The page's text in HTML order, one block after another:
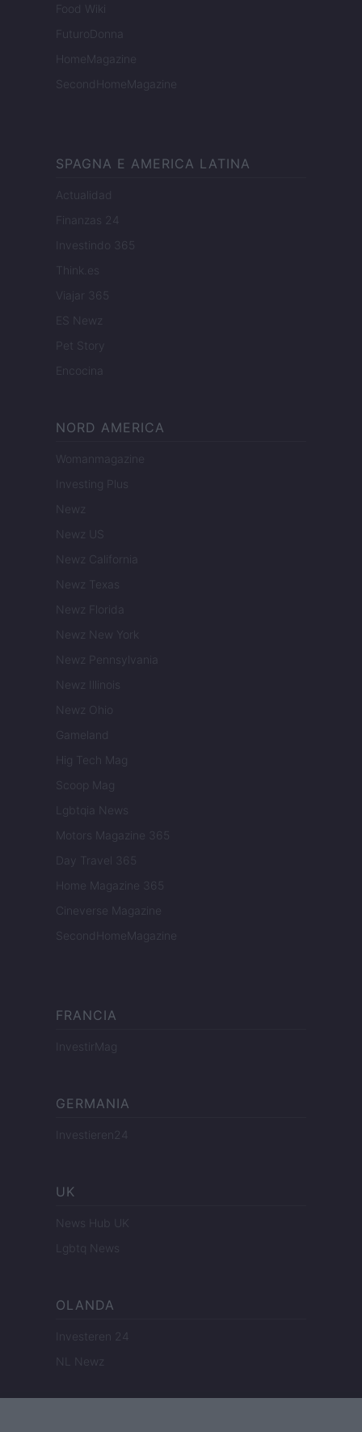
Food Wiki
FuturoDonna
HomeMagazine
SecondHomeMagazine
SPAGNA E AMERICA LATINA
Actualidad
Finanzas 24
Investindo 365
Think.es
Viajar 365
ES Newz
Pet Story
Encocina
NORD AMERICA
Womanmagazine
Investing Plus
Newz
Newz US
Newz California
Newz Texas
Newz Florida
Newz New York
Newz Pennsylvania
Newz Illinois
Newz Ohio
Gameland
Hig Tech Mag
Scoop Mag
Lgbtqia News
Motors Magazine 365
Day Travel 365
Home Magazine 365
Cineverse Magazine
SecondHomeMagazine
FRANCIA
InvestirMag
GERMANIA
Investieren24
UK
News Hub UK
Lgbtq News
OLANDA
Investeren 24
NL Newz